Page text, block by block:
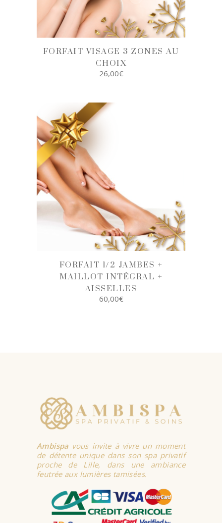
FORFAIT VISAGE 3 ZONES AU
CHOIX
26,00€
AJOUTER AU
FORFAIT 1/2 JAMBES +
MAILLOT INTÉGRAL +
AISSELLES
60,00€
Ambispa vous invite à vivre un moment
de détente unique dans son spa privatif
proche de Lille, dans une ambiance
feutrée aux lumières tamisées.